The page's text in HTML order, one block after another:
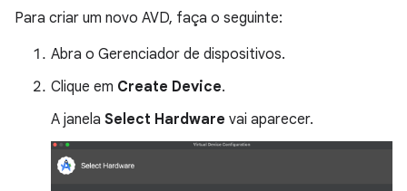
Para criar um novo AVD, faça o seguinte:
Abra o Gerenciador de dispositivos.
Clique em Create Device.
A janela Select Hardware vai aparecer.